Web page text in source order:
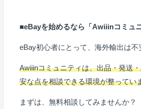
■eBayを始めるなら「Awiiinコミュ
eBay初心者にとって、海外輸出は不
Awiiinコミュニティは、出品・発送
安な点を相談できる環境が整ってい
まずは、無料相談してみませんか？